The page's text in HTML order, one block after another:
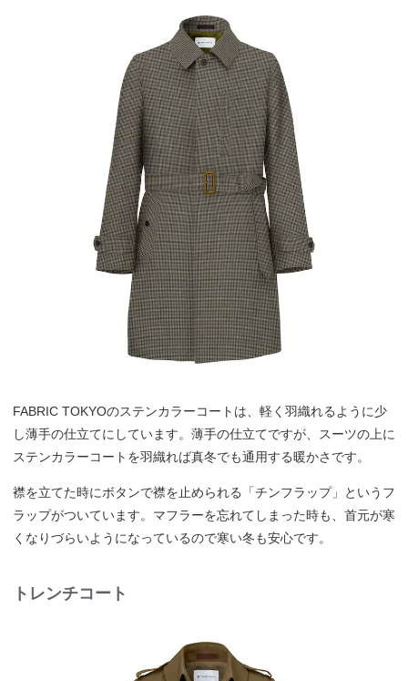
FABRIC TOKYOのステンカラーコートは、軽く羽織れるように少
し薄手の仕立てにしています。薄手の仕立てですが、スーツの上に
ステンカラーコートを羽織れば真冬でも通用する暖かさです。
襟を立てた時にボタンで襟を止められる「チンフラップ」というフ
ラップがついています。マフラーを忘れてしまった時も、首元が寒
くなりづらいようになっているので寒い冬も安心です。
トレンチコート